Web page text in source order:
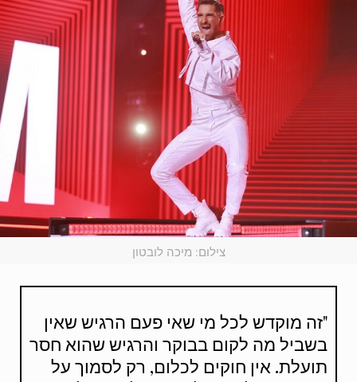
צילום: מיכה לובטון
"זה מוקדש לכל מי שאי פעם הרגיש שאין
בשביל מה לקום בבוקר והרגיש שהוא חסר
תועלת. אין חוקים לכלום, רק לסמוך על